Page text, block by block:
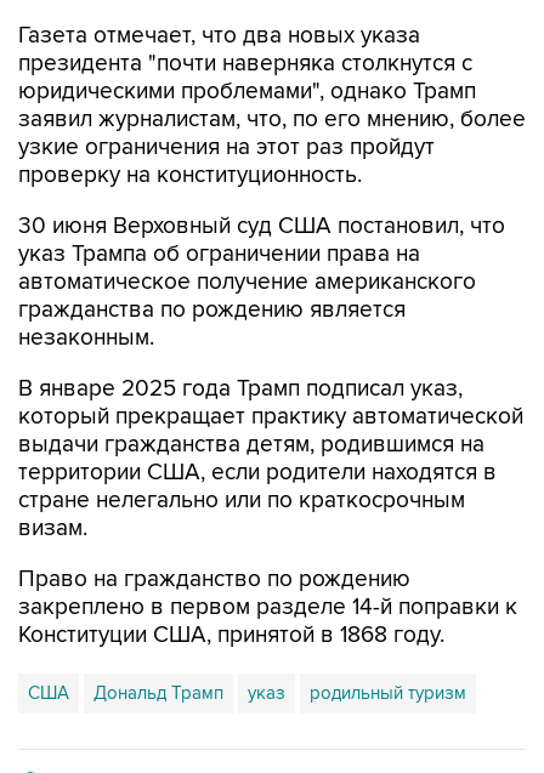
Газета отмечает, что два новых указа
президента "почти наверняка столкнутся с
юридическими проблемами", однако Трамп
заявил журналистам, что, по его мнению, более
узкие ограничения на этот раз пройдут
проверку на конституционность.
30 июня Верховный суд США постановил, что
указ Трампа об ограничении права на
автоматическое получение американского
гражданства по рождению является
незаконным.
В январе 2025 года Трамп подписал указ,
который прекращает практику автоматической
выдачи гражданства детям, родившимся на
территории США, если родители находятся в
стране нелегально или по краткосрочным
визам.
Право на гражданство по рождению
закреплено в первом разделе 14-й поправки к
Конституции США, принятой в 1868 году.
США Дональд Трамп указ родильный туризм